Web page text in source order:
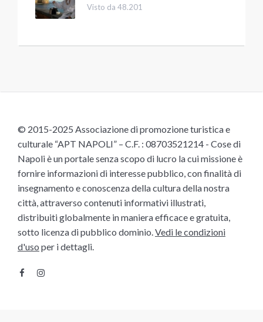
Visto da 48.201
© 2015-2025 Associazione di promozione turistica e
culturale “APT NAPOLI” – C.F. : 08703521214 - Cose di
Napoli è un portale senza scopo di lucro la cui missione è
fornire informazioni di interesse pubblico, con finalità di
insegnamento e conoscenza della cultura della nostra
città, attraverso contenuti informativi illustrati,
distribuiti globalmente in maniera efficace e gratuita,
sotto licenza di pubblico dominio.Vedi le condizioni
d'uso per i dettagli.